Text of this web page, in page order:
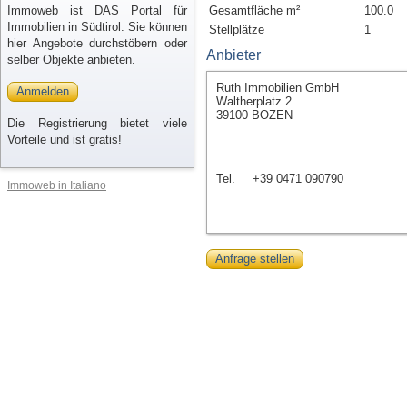
Immoweb ist DAS Portal für
Immobilien in Südtirol. Sie können
hier Angebote durchstöbern oder
selber Objekte anbieten.
Anmelden
Die Registrierung bietet viele
Vorteile und ist gratis!
Immoweb in Italiano
Gesamtfläche m²
100.0
Stellplätze
1
Anbieter
Ruth Immobilien GmbH
Waltherplatz 2
39100 BOZEN
Tel. +39 0471 090790
Anfrage stellen